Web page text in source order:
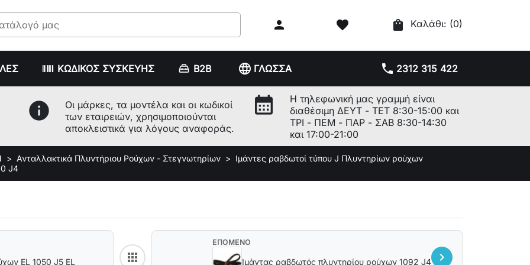
 favorite shopping_bag Καλάθι: (0)
ΚΩΔΙΚΟΣ ΣΥΣΚΕΥΗΣ B2B phone 2312 315 422
language ΓΛΩΣΣΑ
info
Οι μάρκες, τα μοντέλα και οι κωδικοί
των εταιρειών, χρησιμοποιούνται
αποκλειστικά για λόγους αναφοράς.
calendar_month
Η τηλεφωνική μας γραμμή είναι
διαθέσιμη ΔΕΥΤ - ΤΕΤ 8:30-15:00 και
ΤΡΙ - ΠΕΜ - ΠΑΡ - ΣΑΒ 8:30-14:30
και 17:00-21:00
Ανταλλακτικά Πλυντήριου Ρούχων - Στεγνωτηρίων
Ιμάντες ραβδωτοί τύπου J Πλυντηρίων ρούχων
J4
EL 1050 J5 EL appsBack to category
ΕΠΟΜΕΝΟ
Ιμάντας ραβδωτός πλυντηρίου ρούχων 1092 J4 chevron_right